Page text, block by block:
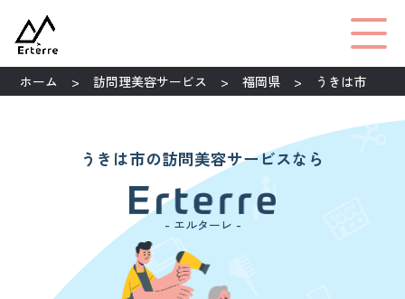
ホーム 訪問理美容サービス 福岡県 うきは市
うきは市の訪問美容サービスなら
- エルターレ -